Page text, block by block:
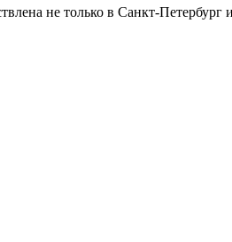
не только в Санкт-Петербург